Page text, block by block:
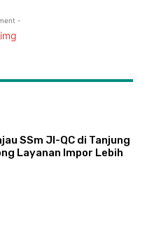
-
SSm JI-QC di Tanjung
Layanan Impor Lebih